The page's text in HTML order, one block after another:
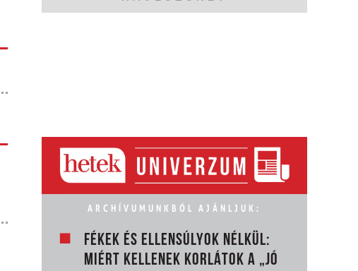
ARCHÍVUMUNKBÓL AJÁNLJUK:
FÉKEK ÉS ELLENSÚLYOK NÉLKÜL:
MIÉRT KELLENEK KORLÁTOK A „JÓ